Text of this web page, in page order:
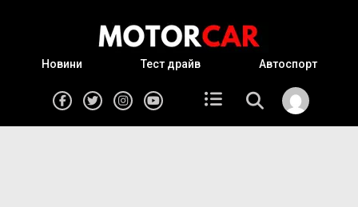
Новини Тест драйв Автоспорт